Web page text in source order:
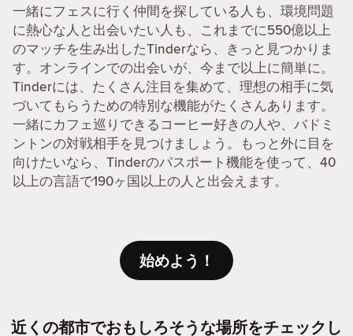
一緒にフェスに行く仲間を探している人も、環境問題
に熱心な人と出会いたい人も、これまでに550億以上
のマッチを生み出したTinderなら、きっと見つかりま
す。オンラインでの出会いが、今まで以上に簡単に。
Tinderには、たくさん注目を集めて、理想の相手に気
づいてもらうための特別な機能がたくさんあります。
一緒にカフェ巡りできるコーヒー好きの人や、バドミ
ントンの対戦相手を見つけましょう。もっと外に目を
向けたいなら、Tinderのパスポート機能を使って、40
以上の言語で190ヶ国以上の人と出会えます。
始めよう！
近くの都市でおもしろそうな場所をチェックし